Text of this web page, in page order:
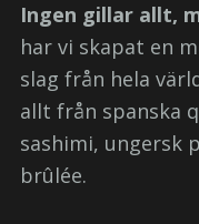
Ingen gillar allt,
har vi skapat en
slag från hela
allt från spanska
sashimi, ungersk
brûlée.